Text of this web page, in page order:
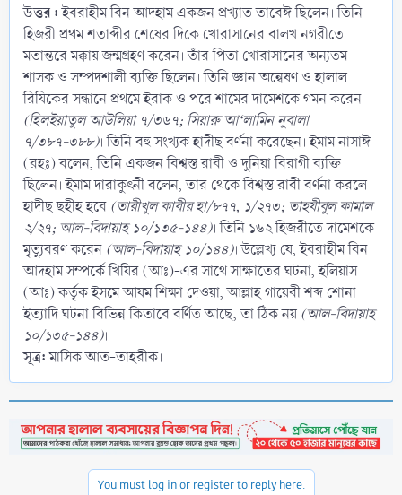
উত্তর :ইবরাহীম বিন আদহাম একজন প্রখ্যাত তাবেঈ ছিলেন। তিনি
হিজরী প্রথম শতাব্দীর শেষের দিকে খোরাসানের বালখ নগরীতে
মতান্তরে মক্কায় জন্মগ্রহণ করেন। তাঁর পিতা খোরাসানের অন্যতম
শাসক ও সম্পদশালী ব্যক্তি ছিলেন। তিনি জ্ঞান অন্বেষণ ও হালাল
রিযিকের সন্ধানে প্রথমে ইরাক ও পরে শামের দামেশকে গমন করেন
(হিলইয়াতুল আউলিয়া ৭/৩৬৭; সিয়ারু আ‘লামিন নুবালা
৭/৩৮৭-৩৮৮)। তিনি বহু সংখ্যক হাদীছ বর্ণনা করেছেন। ইমাম নাসাঈ
(রহঃ) বলেন, তিনি একজন বিশ্বস্ত রাবী ও দুনিয়া বিরাগী ব্যক্তি
ছিলেন। ইমাম দারাকুৎনী বলেন, তার থেকে বিশ্বস্ত রাবী বর্ণনা করলে
হাদীছ ছহীহ হবে (তারীখুল কাবীর হা/৮৭৭, ১/২৭৩; তাহযীবুল কামাল
২/২৭; আল-বিদায়াহ ১০/১৩৫-১৪৪)। তিনি ১৬২ হিজরীতে দামেশকে
মৃত্যুবরণ করেন (আল-বিদায়াহ ১০/১৪৪)। উল্লেখ্য যে, ইবরাহীম বিন
আদহাম সম্পর্কে খিযির (আঃ)-এর সাথে সাক্ষাতের ঘটনা, ইলিয়াস
(আঃ) কর্তৃক ইসমে আযম শিক্ষা দেওয়া, আল্লাহ গায়েবী শব্দ শোনা
ইত্যাদি ঘটনা বিভিন্ন কিতাবে বর্ণিত আছে, তা ঠিক নয় (আল-বিদায়াহ
১০/১৩৫-১৪৪)।
সূত্র:মাসিক আত-তাহরীক।
You must log in or register to reply here.